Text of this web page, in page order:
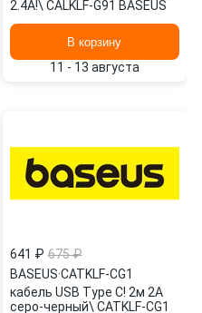
2.4А!\ CALKLF-G91 BASEUS
В корзину
11 - 13 августа
641 ₽ 675 ₽
BASEUS·CATKLF-CG1
кабель USB Type C! 2м 2A
серо-черный\ CATKLF-CG1